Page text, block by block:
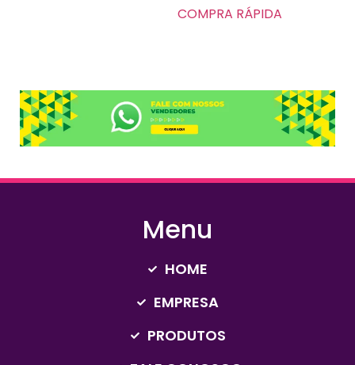
COMPRA RÁPIDA
Menu
HOME
EMPRESA
PRODUTOS